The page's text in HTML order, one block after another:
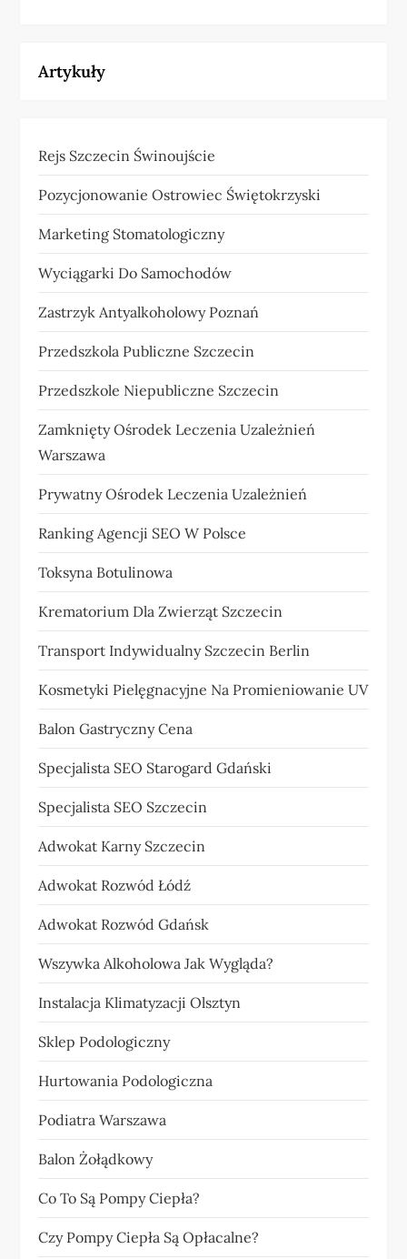
Artykuły
Rejs Szczecin Świnoujście
Pozycjonowanie Ostrowiec Świętokrzyski
Marketing Stomatologiczny
Wyciągarki Do Samochodów
Zastrzyk Antyalkoholowy Poznań
Przedszkola Publiczne Szczecin
Przedszkole Niepubliczne Szczecin
Zamknięty Ośrodek Leczenia Uzależnień
Warszawa
Prywatny Ośrodek Leczenia Uzależnień
Ranking Agencji SEO W Polsce
Toksyna Botulinowa
Krematorium Dla Zwierząt Szczecin
Transport Indywidualny Szczecin Berlin
Kosmetyki Pielęgnacyjne Na Promieniowanie UV
Balon Gastryczny Cena
Specjalista SEO Starogard Gdański
Specjalista SEO Szczecin
Adwokat Karny Szczecin
Adwokat Rozwód Łódź
Adwokat Rozwód Gdańsk
Wszywka Alkoholowa Jak Wygląda?
Instalacja Klimatyzacji Olsztyn
Sklep Podologiczny
Hurtowania Podologiczna
Podiatra Warszawa
Balon Żołądkowy
Co To Są Pompy Ciepła?
Czy Pompy Ciepła Są Opłacalne?